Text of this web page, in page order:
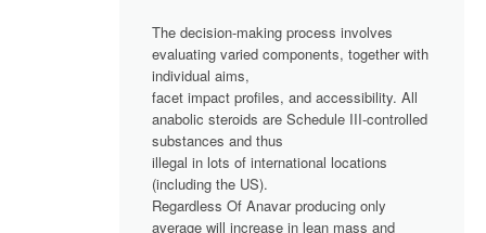
The decision-making process involves
evaluating varied components, together with
individual aims,
facet impact profiles, and accessibility. All
anabolic steroids are Schedule III-controlled
substances and thus
illegal in lots of international locations
(including the US).
Regardless Of Anavar producing only
average will increase in lean mass and